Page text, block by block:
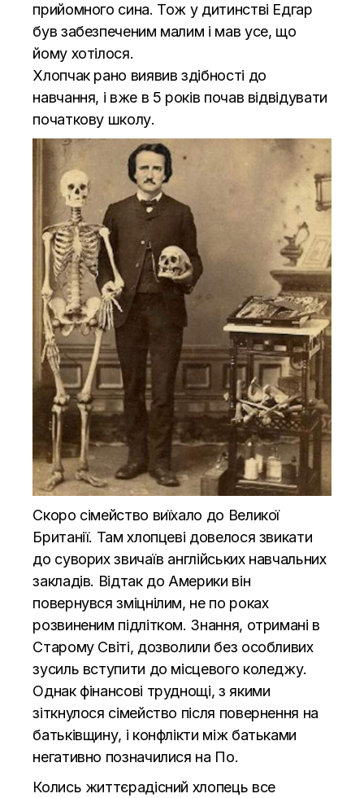
прийомного сина. Тож у дитинстві Едгар
був забезпеченим малим і мав усе, що
йому хотілося.
Хлопчак рано виявив здібності до
навчання, і вже в 5 років почав відвідувати
початкову школу.
Скоро сімейство виїхало до Великої
Британії. Там хлопцеві довелося звикати
до суворих звичаїв англійських навчальних
закладів. Відтак до Америки він
повернувся зміцнілим, не по роках
розвиненим підлітком. Знання, отримані в
Старому Світі, дозволили без особливих
зусиль вступити до місцевого коледжу.
Однак фінансові труднощі, з якими
зіткнулося сімейство після повернення на
батьківщину, і конфлікти між батьками
негативно позначилися на По.
Колись життєрадісний хлопець все